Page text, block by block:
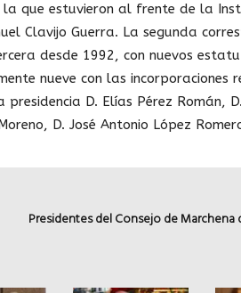
que estuvieron al frente de la
Clavijo Guerra. La segunda
desde 1992, con nuevos
nueve con las incorporaciones
presidencia D. Elías Pérez Román,
D. José Antonio López
Presidentes del Consejo de Marchena